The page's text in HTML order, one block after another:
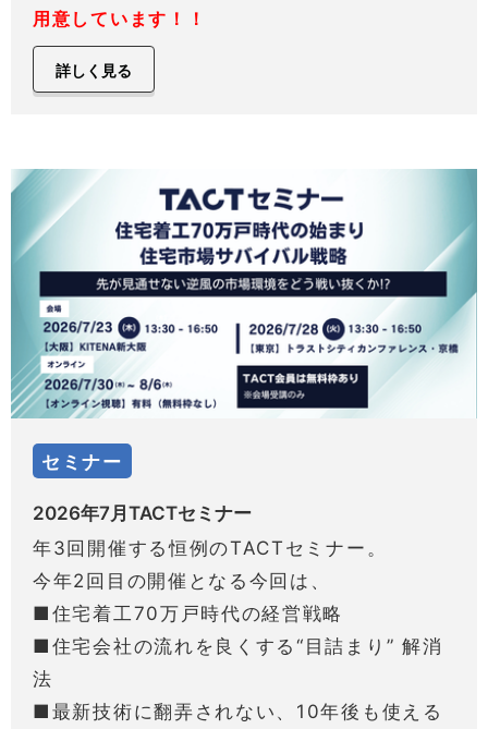
用意しています！！
詳しく見る
セミナー
2026年7月TACTセミナー
年3回開催する恒例のTACTセミナー。
今年2回目の開催となる今回は、
■住宅着工70万戸時代の経営戦略
■住宅会社の流れを良くする“目詰まり” 解消
法
■最新技術に翻弄されない、10年後も使える